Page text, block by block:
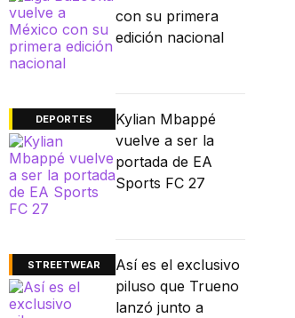
con su primera
edición nacional
DEPORTES
Kylian Mbappé
vuelve a ser la
portada de EA
Sports FC 27
STREETWEAR
Así es el exclusivo
piluso que Trueno
lanzó junto a